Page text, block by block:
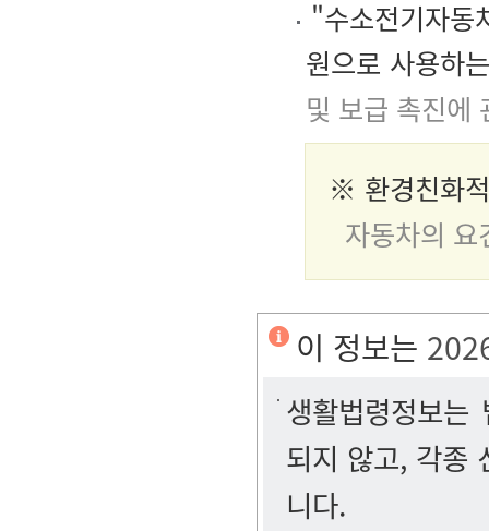
"수소전기자
원으로 사용하
및 보급 촉진에
※ 환경친화
자동차의
이 정보는
생활법령정보
되지 않고, 각종
니다.